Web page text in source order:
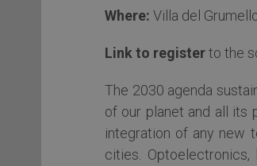
Where: Villa del
Link to registerto the
The 2030 agenda
of our planet and all its
integration of any new
cities.